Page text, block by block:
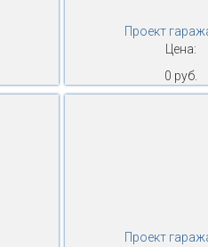
Проект
Цена:
0 руб.
Проект